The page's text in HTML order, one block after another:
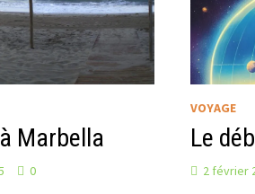
Marbella
0
VOYAGE
Le
2 février